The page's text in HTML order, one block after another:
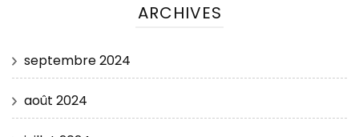
ARCHIVES
septembre 2024
août 2024